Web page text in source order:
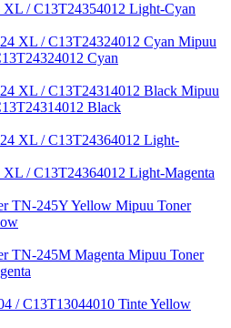
XL / C13T24354012 Light-Cyan
Mipuu
Cyan
Mipuu
Black
XL / C13T24364012 Light-Magenta
Mipuu Toner
Mipuu Toner